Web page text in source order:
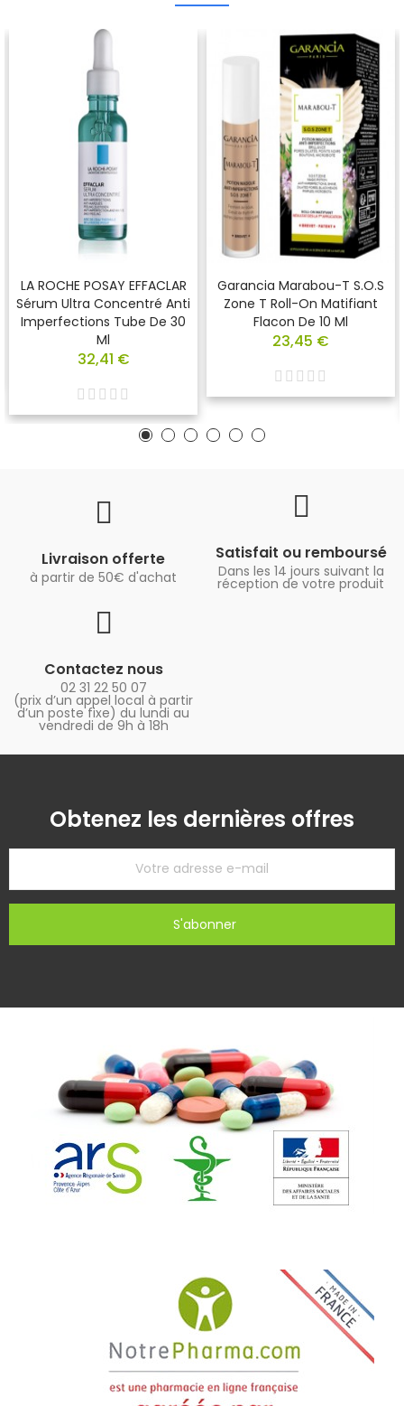
LA ROCHE POSAY EFFACLAR
Sérum Ultra Concentré Anti
Imperfections Tube De 30
Ml
32,41 €
Garancia Marabou-T S.O.S
Zone T Roll-On Matifiant
Flacon De 10 Ml
23,45 €
Livraison offerte
à partir de 50€ d'achat
Satisfait ou remboursé
Dans les 14 jours suivant la
réception de votre produit
Contactez nous
02 31 22 50 07
(prix d’un appel local à partir
d’un poste fixe) du lundi au
vendredi de 9h à 18h
Obtenez les dernières offres
S'abonner